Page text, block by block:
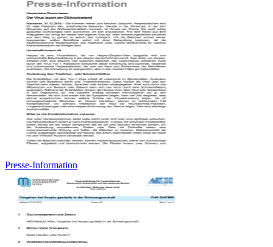
Presse-Information